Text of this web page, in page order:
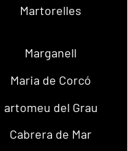
Martorelles
Marganell
Maria de Corcó
artomeu del Grau
Cabrera de Mar